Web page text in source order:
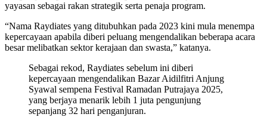
yayasan sebagai rakan strategik serta penaja program.
“Nama Raydiates yang ditubuhkan pada 2023 kini mula menempa
kepercayaan apabila diberi peluang mengendalikan beberapa acara
besar melibatkan sektor kerajaan dan swasta,” katanya.
Sebagai rekod, Raydiates sebelum ini diberi
kepercayaan mengendalikan Bazar Aidilfitri Anjung
Syawal sempena Festival Ramadan Putrajaya 2025,
yang berjaya menarik lebih 1 juta pengunjung
sepanjang 32 hari penganjuran.